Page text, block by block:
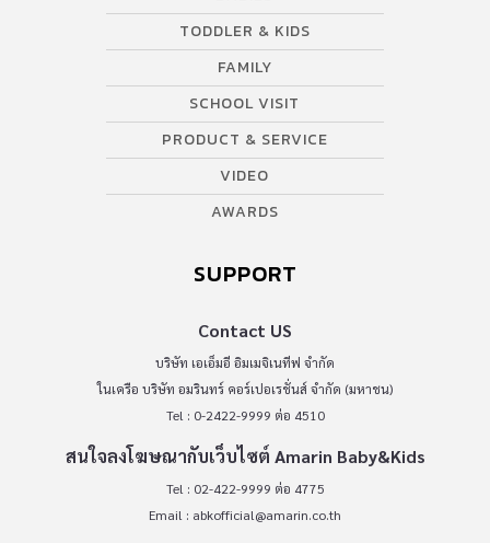
TODDLER & KIDS
FAMILY
SCHOOL VISIT
PRODUCT & SERVICE
VIDEO
AWARDS
SUPPORT
Contact US
บริษัท เอเอ็มอี อิมเมจิเนทีฟ จำกัด
ในเครือ บริษัท อมรินทร์ คอร์เปอเรชั่นส์ จำกัด (มหาชน)
Tel : 0-2422-9999 ต่อ 4510
สนใจลงโฆษณากับเว็บไซต์ Amarin Baby&Kids
Tel : 02-422-9999 ต่อ 4775
Email : abkofficial@amarin.co.th